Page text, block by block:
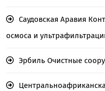
Саудовская Аравия
осмоса и
Эрбиль Очистные